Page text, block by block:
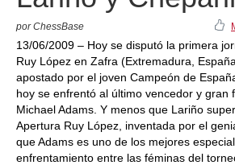
por ChessBase
13/06/2009 – Hoy se disputó la primera
Ruy López en Zafra (Extremadura,
apostado por el joven Campeón de
hoy se enfrentó al último vencedor y gran
Michael Adams. Y menos que Lariño
Apertura Ruy López, inventada por el
que Adams es uno de los mejores
enfrentamiento entre las féminas del